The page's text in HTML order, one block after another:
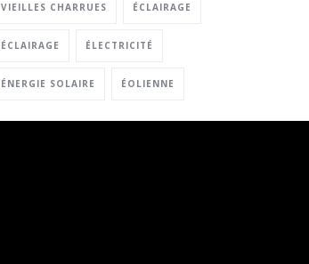
VIEILLES CHARRUES ÉCLAIRAGE
ÉCLAIRAGE ÉLECTRICITÉ
ÉNERGIE SOLAIRE ÉOLIENNE